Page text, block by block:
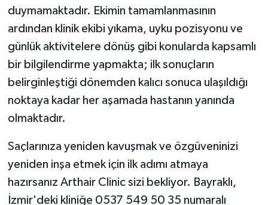
duymamaktadır. Ekimin tamamlanmasının
ardından klinik ekibi yıkama, uyku pozisyonu ve
günlük aktivitelere dönüş gibi konularda kapsamlı
bir bilgilendirme yapmakta; ilk sonuçların
belirginleştiği dönemden kalıcı sonuca ulaşıldığı
noktaya kadar her aşamada hastanın yanında
olmaktadır.
Saçlarınıza yeniden kavuşmak ve özgüveninizi
yeniden inşa etmek için ilk adımı atmaya
hazırsanız Arthair Clinic sizi bekliyor. Bayraklı,
İzmir'deki kliniğe 0537 549 50 35 numaralı